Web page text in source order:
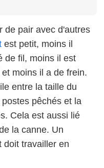
de pair avec d'autres
est petit, moins il
de fil, moins il est
moins il a de frein.
entre la taille du
pêchés et la
Cela est aussi lié
la canne. Un
doit travailler en